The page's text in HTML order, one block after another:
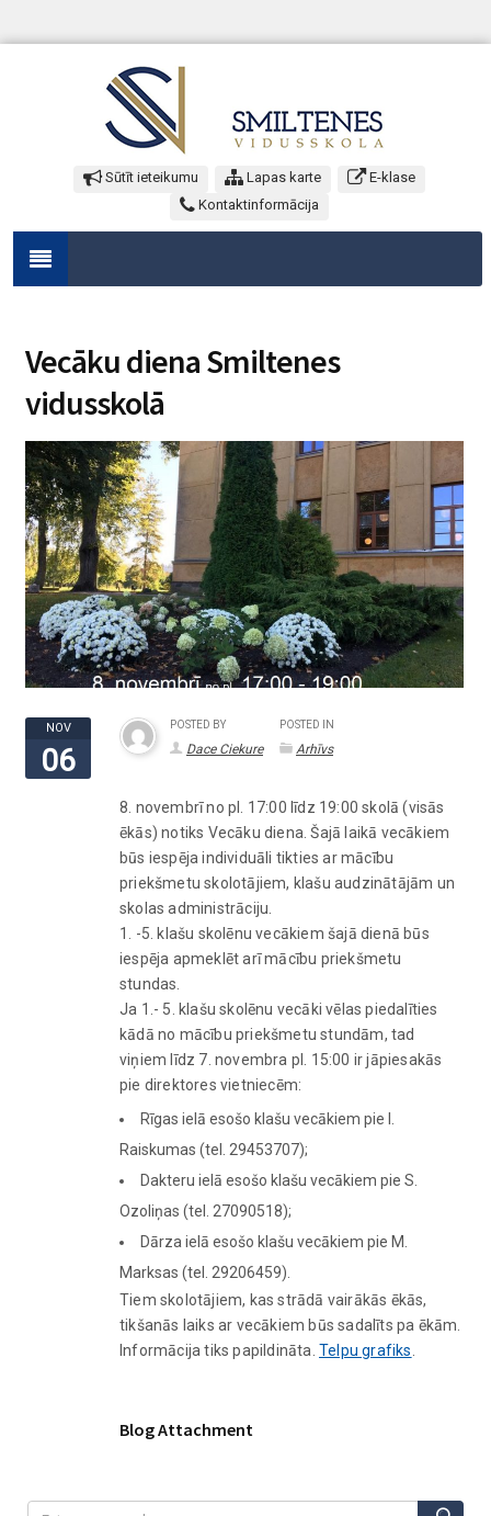
Sūtīt ieteikumu Lapas karte
E-klase
Kontaktinformācija
Vecāku diena Smiltenes
vidusskolā
NOV
06
POSTED BY
Dace Ciekure
POSTED IN
Arhīvs
8. novembrī no pl. 17:00 līdz 19:00 skolā (visās
ēkās) notiks Vecāku diena. Šajā laikā vecākiem
būs iespēja individuāli tikties ar mācību
priekšmetu skolotājiem, klašu audzinātājām un
skolas administrāciju.
1. -5. klašu skolēnu vecākiem šajā dienā būs
iespēja apmeklēt arī mācību priekšmetu
stundas.
Ja 1.- 5. klašu skolēnu vecāki vēlas piedalīties
kādā no mācību priekšmetu stundām, tad
viņiem līdz 7. novembra pl. 15:00 ir jāpiesakās
pie direktores vietniecēm:
Rīgas ielā esošo klašu vecākiem pie I.
Raiskumas (tel. 29453707);
Dakteru ielā esošo klašu vecākiem pie S.
Ozoliņas (tel. 27090518);
Dārza ielā esošo klašu vecākiem pie M.
Marksas (tel. 29206459).
Tiem skolotājiem, kas strādā vairākās ēkās,
tikšanās laiks ar vecākiem būs sadalīts pa ēkām.
Informācija tiks papildināta. Telpu grafiks
Blog Attachment